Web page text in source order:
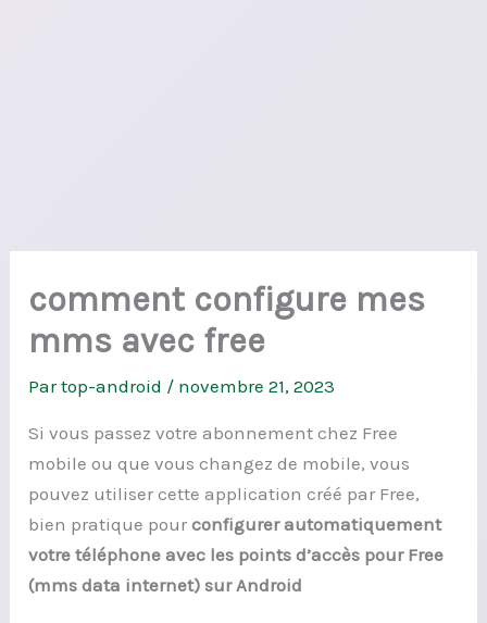
comment configure mes
mms avec free
Partop-android / novembre 21, 2023
Si vous passez votre abonnement chez Free
mobile ou que vous changez de mobile, vous
pouvez utiliser cette application créé par Free,
bien pratique pourconfigurer automatiquement
votre téléphone avec les points d’accès pour Free
(mms data internet) sur Android